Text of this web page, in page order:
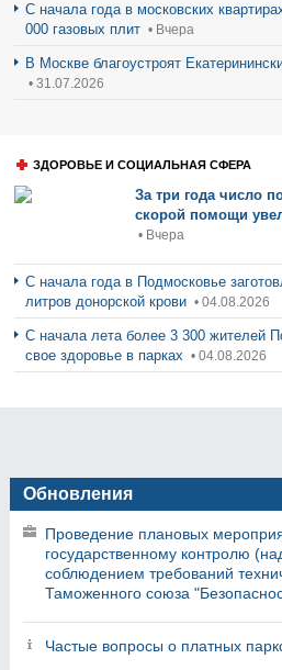
С начала года в московских
000 газовых плит • Вчера
В Москве благоустроят
• 31.07.2026
ЗДОРОВЬЕ И СОЦИАЛЬНАЯ СФЕРА
За три года число
скорой помощи
• Вчера
С начала года в Подмосковье
литров донорской крови • 04.08.2026
С начала лета более 3 300 жителей
свое здоровье в парках • 04.08.2026
Обновления
Проведение плановых
государственному контролю
соблюдением требований
Таможенного союза
Частые вопросы о платных